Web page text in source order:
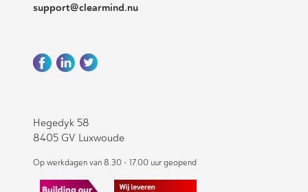
support@clearmind.nu
Hegedyk 58
8405 GV Luxwoude
Op werkdagen van 8.30 - 17.00 uur geopend